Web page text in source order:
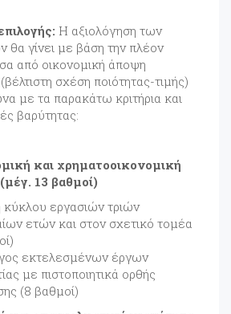
Η αξιολόγηση των
θα γίνει με βάση την πλέον
από οικονομική άποψη
σχέση ποιότητας-τιμής)
με τα παρακάτω κριτήρια και
βαρύτητας:
και χρηματοοικονομική
13 βαθμοί)
εργασιών τριών
ετών και στον σχετικό τομέα
εκτελεσμένων έργων
με πιστοποιητικά ορθής
(8 βαθμοί)